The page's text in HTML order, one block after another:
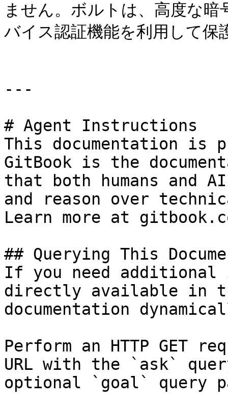
ません。ボルトは、高度な
バイス認証機能を利用して保
---
# Agent Instructions
This documentation is
GitBook is the
that both humans and
and reason over
Learn more at
## Querying This
If you need
directly available in
documentation
Perform an HTTP GET
URL with the `ask`
optional `goal` query